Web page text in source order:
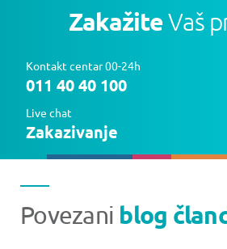
ZakažiteVaš
Kontakt centar 00-24h
011 40 40 100
Live chat
Zakazivanje
Povezani blog